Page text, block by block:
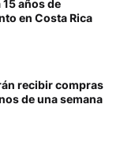
años de
en Costa Rica
recibir compras
de una semana